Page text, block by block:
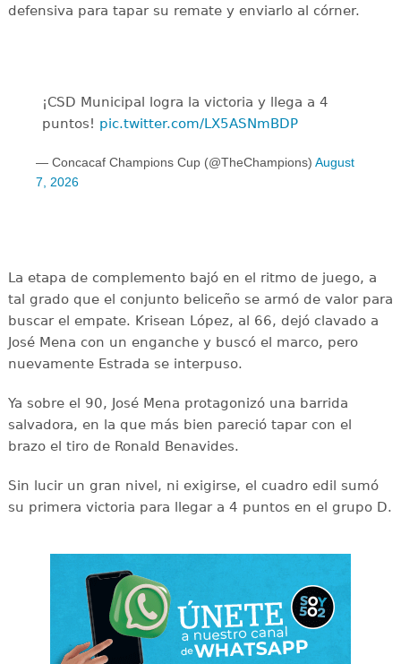
defensiva para tapar su remate y enviarlo al córner.
¡CSD Municipal logra la victoria y llega a 4
puntos! pic.twitter.com/LX5ASNmBDP
— Concacaf Champions Cup (@TheChampions) August
7, 2026
La etapa de complemento bajó en el ritmo de juego, a
tal grado que el conjunto beliceño se armó de valor para
buscar el empate. Krisean López, al 66, dejó clavado a
José Mena con un enganche y buscó el marco, pero
nuevamente Estrada se interpuso.
Ya sobre el 90, José Mena protagonizó una barrida
salvadora, en la que más bien pareció tapar con el
brazo el tiro de Ronald Benavides.
Sin lucir un gran nivel, ni exigirse, el cuadro edil sumó
su primera victoria para llegar a 4 puntos en el grupo D.